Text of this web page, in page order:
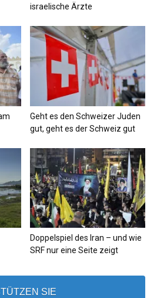
israelische Ärzte
Geht es den Schweizer Juden
gut, geht es der Schweiz gut
Doppelspiel des Iran – und wie
SRF nur eine Seite zeigt
SIE